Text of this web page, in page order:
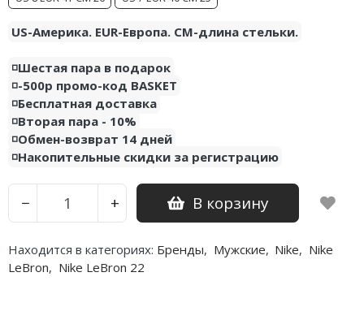
US-Америка. EUR-Европа. CM-длина стельки.
◽️Шестая пара в подарок
◽️-500р промо-код BASKET
◽️Бесплатная доставка
◽️Вторая пара - 10%
◽️Обмен-возврат 14 дней
◽️Накопительные скидки за регистрацию
− + В корзину
Находится в категориях: Бренды, Мужские, Nike, Nike
LeBron, Nike LeBron 22
Nike KD
Nike PG
Nike Kobe
Nike Uptempo
Nike Foamposite